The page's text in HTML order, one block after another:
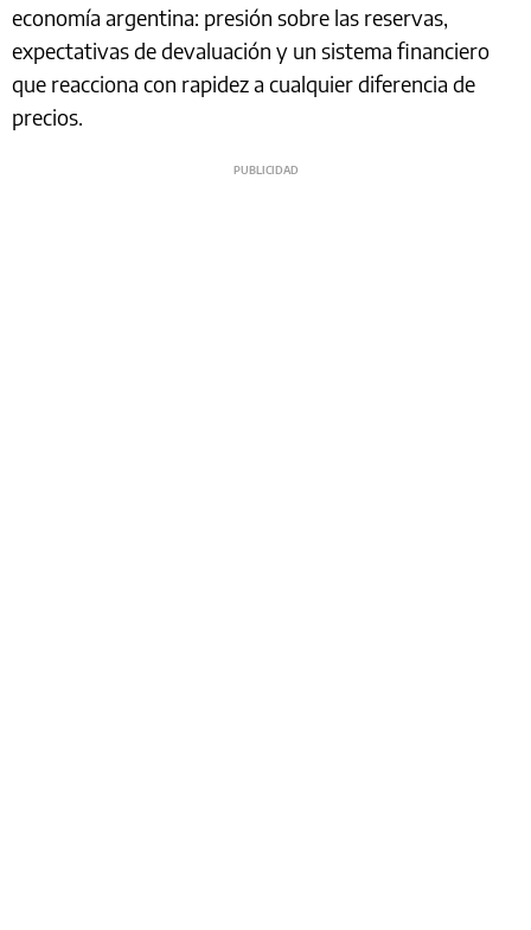
economía argentina: presión sobre las reservas,
expectativas de devaluación y un sistema financiero
que reacciona con rapidez a cualquier diferencia de
precios.